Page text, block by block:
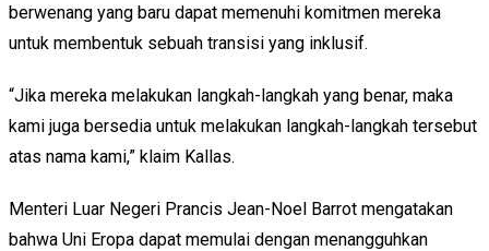
berwenang yang baru dapat memenuhi komitmen mereka
untuk membentuk sebuah transisi yang inklusif.
“Jika mereka melakukan langkah-langkah yang benar, maka
kami juga bersedia untuk melakukan langkah-langkah tersebut
atas nama kami,” klaim Kallas.
Menteri Luar Negeri Prancis Jean-Noel Barrot mengatakan
bahwa Uni Eropa dapat memulai dengan menangguhkan